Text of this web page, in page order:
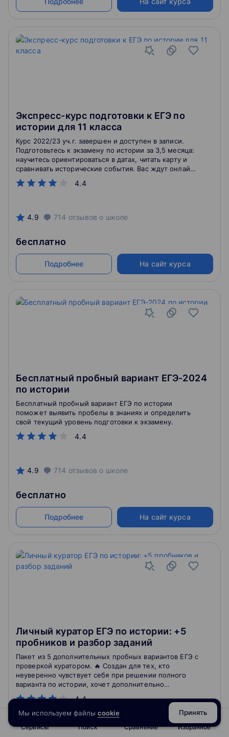
Экспресс-курс подготовки к ЕГЭ по
истории для 11 класса
4.4
Курс 2022/23 уч.г. завершен и доступен в записи.
Подготовьтесь к экзамену по истории за 3,5 месяца:
научитесь ориентироваться в датах, читать карту и
сравнивать исторические события. Вас ждут онлайн-
занятия, домашние работы и три пробника.
4.9 714 отзывов о школе
бесплатно
Подробнее На сайт курса
Бесплатный пробный вариант ЕГЭ-2024
по истории
4.4
Бесплатный пробный вариант ЕГЭ по истории
поможет выявить пробелы в знаниях и определить
свой текущий уровень подготовки к экзамену.
4.9 714 отзывов о школе
бесплатно
Подробнее На сайт курса
Личный куратор ЕГЭ по истории: +5
пробников и разбор заданий
4.4
Пакет из 5 дополнительных пробных вариантов ЕГЭ с
проверкой куратором. 🔥 Создан для тех, кто
неуверенно чувствует себя при решении полного
варианта по истории, хочет дополнительно
потренироваться в решении заданий сложной части
экзамена, отработать все тонкости оформления и
задать вопросы по решению задач. 🔥 В течение трех
месяцев, с марта по май, тебя будет сопровождать
личный куратор-предметник. Каждые две недели у
4.9
Сервисы Поиск Сравнение Избранное
Мы используем файлы cookie Принять